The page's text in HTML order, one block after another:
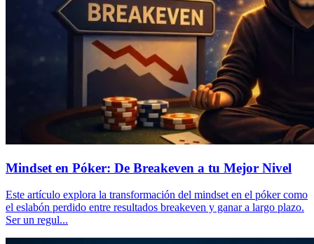
Mindset en Póker: De Breakeven a tu Mejor Nivel
Este artículo explora la transformación del mindset en el póker como
el eslabón perdido entre resultados breakeven y ganar a largo plazo.
Ser un regul...